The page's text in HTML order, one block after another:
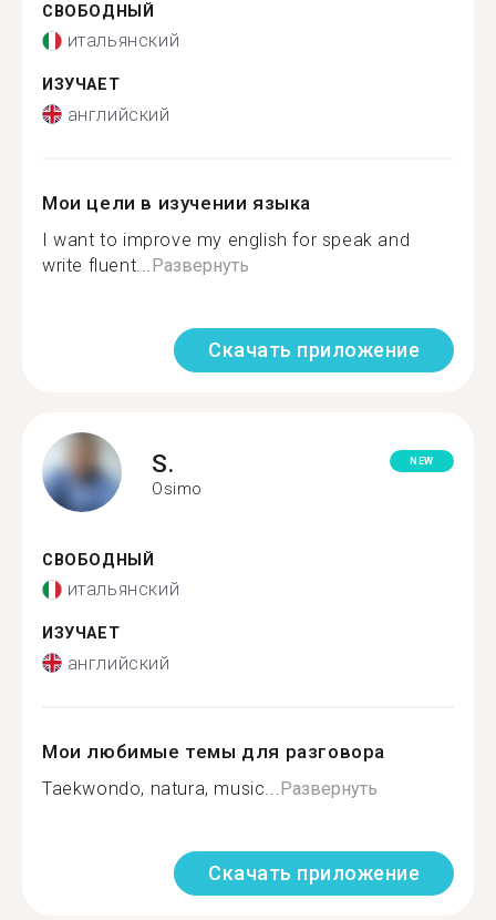
СВОБОДНЫЙ
итальянский
ИЗУЧАЕТ
английский
Мои цели в изучении языка
I want to improve my english for speak and
write fluent... Развернуть
Скачать приложение
S.
Osimo
NEW
СВОБОДНЫЙ
итальянский
ИЗУЧАЕТ
английский
Мои любимые темы для разговора
Taekwondo, natura, music... Развернуть
Скачать приложение